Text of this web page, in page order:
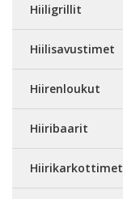
Hiiligrillit
Hiilisavustimet
Hiirenloukut
Hiiribaarit
Hiirikarkottimet